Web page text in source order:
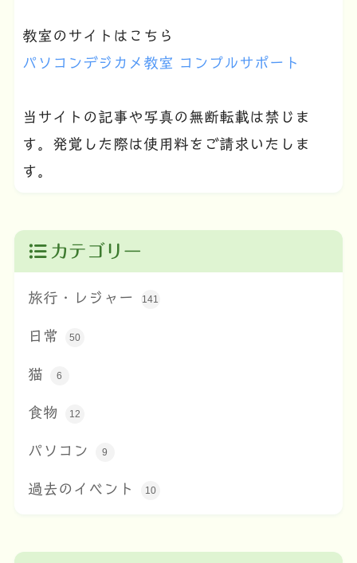
教室のサイトはこちら
パソコンデジカメ教室 コンプルサポート
当サイトの記事や写真の無断転載は禁じま
す。発覚した際は使用料をご請求いたしま
す。
カテゴリー
旅行・レジャー 141
日常 50
猫 6
食物 12
パソコン 9
過去のイベント 10